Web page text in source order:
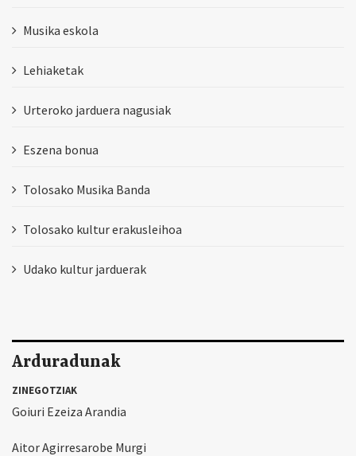
Musika eskola
Lehiaketak
Urteroko jarduera nagusiak
Eszena bonua
Tolosako Musika Banda
Tolosako kultur erakusleihoa
Udako kultur jarduerak
Arduradunak
ZINEGOTZIAK
Goiuri Ezeiza Arandia
Aitor Agirresarobe Murgi